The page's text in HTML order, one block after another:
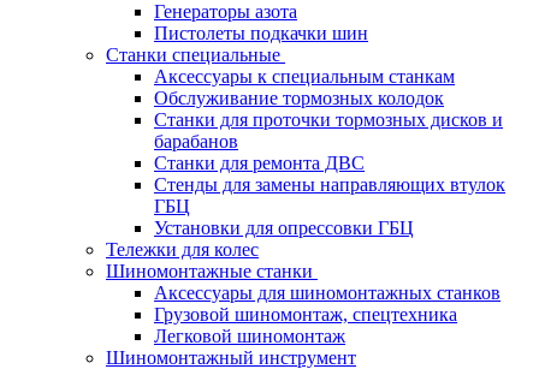
Генераторы азота
Пистолеты подкачки шин
Станки специальные
Аксессуары к специальным станкам
Обслуживание тормозных колодок
Станки для проточки тормозных дисков и
барабанов
Станки для ремонта ДВС
Стенды для замены направляющих втулок
ГБЦ
Установки для опрессовки ГБЦ
Тележки для колес
Шиномонтажные станки
Аксессуары для шиномонтажных станков
Грузовой шиномонтаж, спецтехника
Легковой шиномонтаж
Шиномонтажный инструмент